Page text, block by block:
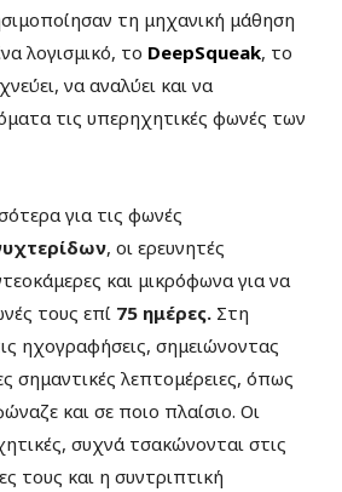
τη μηχανική μάθηση
λογισμικό, το DeepSqueak, το
να αναλύει και να
τις υπερηχητικές φωνές των
για τις φωνές
, οι ερευνητές
και μικρόφωνα για να
τους επί 75 ημέρες. Στη
ηχογραφήσεις, σημειώνοντας
σημαντικές λεπτομέρειες, όπως
και σε ποιο πλαίσιο. Οι
συχνά τσακώνονται στις
τους και η συντριπτική